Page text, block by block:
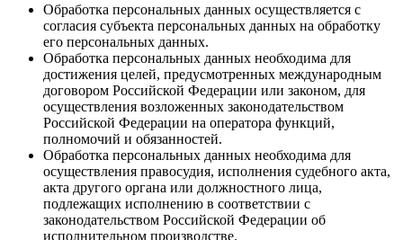
Обработка персональных данных осуществляется с
согласия субъекта персональных данных на обработку
его персональных данных.
Обработка персональных данных необходима для
достижения целей, предусмотренных международным
договором Российской Федерации или законом, для
осуществления возложенных законодательством
Российской Федерации на оператора функций,
полномочий и обязанностей.
Обработка персональных данных необходима для
осуществления правосудия, исполнения судебного акта,
акта другого органа или должностного лица,
подлежащих исполнению в соответствии с
законодательством Российской Федерации об
исполнительном производстве.